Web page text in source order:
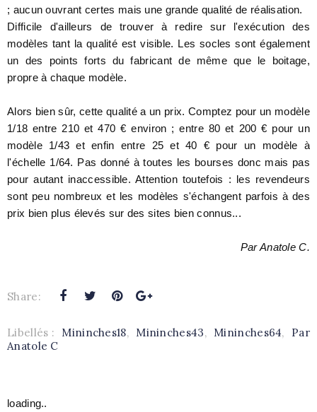
; aucun ouvrant certes mais une grande qualité de réalisation.
Difficile d'ailleurs de trouver à redire sur l'exécution des
modèles tant la qualité est visible. Les socles sont également
un des points forts du fabricant de même que le boitage,
propre à chaque modèle.
Alors bien sûr, cette qualité a un prix. Comptez pour un modèle
1/18 entre 210 et 470 € environ ; entre 80 et 200 € pour un
modèle 1/43 et enfin entre 25 et 40 € pour un modèle à
l'échelle 1/64. Pas donné à toutes les bourses donc mais pas
pour autant inaccessible. Attention toutefois : les revendeurs
sont peu nombreux et les modèles s'échangent parfois à des
prix bien plus élevés sur des sites bien connus...
Par Anatole C.
Share:
Libellés : Mininches18, Mininches43, Mininches64,
Par
Anatole C
loading..